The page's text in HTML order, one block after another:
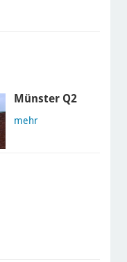
Münster Q2
mehr